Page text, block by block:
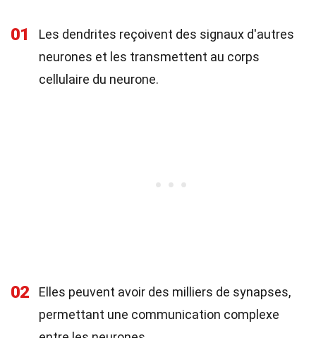
01
Les dendrites reçoivent des signaux d'autres
neurones et les transmettent au corps
cellulaire du neurone.
02
Elles peuvent avoir des milliers de synapses,
permettant une communication complexe